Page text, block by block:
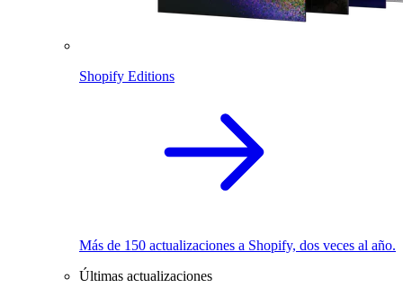
Shopify Editions
Más de 150 actualizaciones a Shopify, dos veces al año.
Últimas actualizaciones